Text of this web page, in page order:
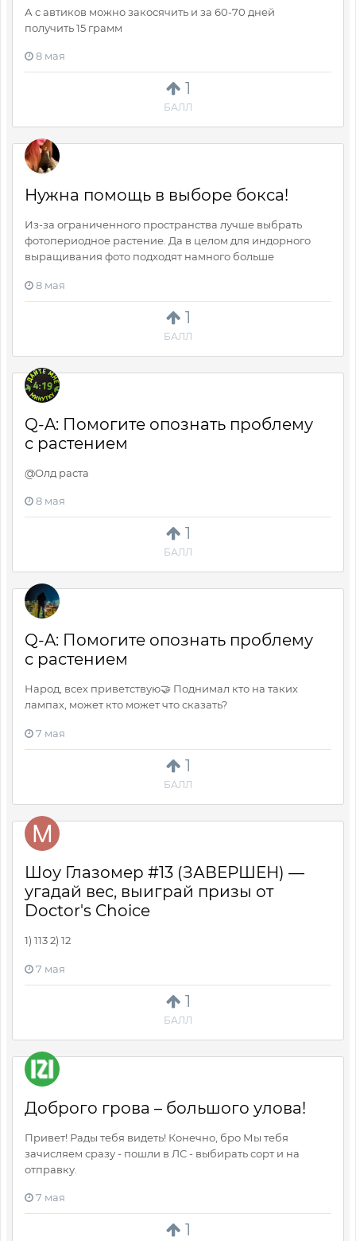
1
БАЛЛ
А с автиков можно закосячить и за 60-70 дней
получить 15 грамм
8 мая
1
БАЛЛ
Нужна помощь в выборе бокса!
Из-за ограниченного пространства лучше выбрать
фотопериодное растение. Да в целом для индорного
выращивания фото подходят намного больше
8 мая
1
БАЛЛ
Q-A: Помогите опознать проблему
с растением
@Олд раста
8 мая
1
БАЛЛ
Q-A: Помогите опознать проблему
с растением
Народ, всех приветствую🤝 Поднимал кто на таких
лампах, может кто может что сказать?
7 мая
1
БАЛЛ
Шоу Глазомер #13 (ЗАВЕРШЕН) —
угадай вес, выиграй призы от
Doctor's Choice
1) 113 2) 12
7 мая
1
Доброго грова – большого улова!
Привет! Рады тебя видеть! Конечно, бро Мы тебя
зачисляем сразу - пошли в ЛС - выбирать сорт и на
отправку.
7 мая